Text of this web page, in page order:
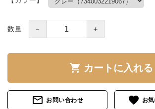
数量 － ＋
shopping_cart カートに入れる
mail_outline お問い合わせ favorite